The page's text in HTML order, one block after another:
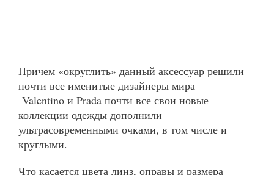
Причем «округлить» данный аксессуар решили
почти все именитые дизайнеры мира —
Valentino и Prada почти все свои новые
коллекции одежды дополнили
ультрасовременными очками, в том числе и
круглыми.
Что касается цвета линз, оправы и размера